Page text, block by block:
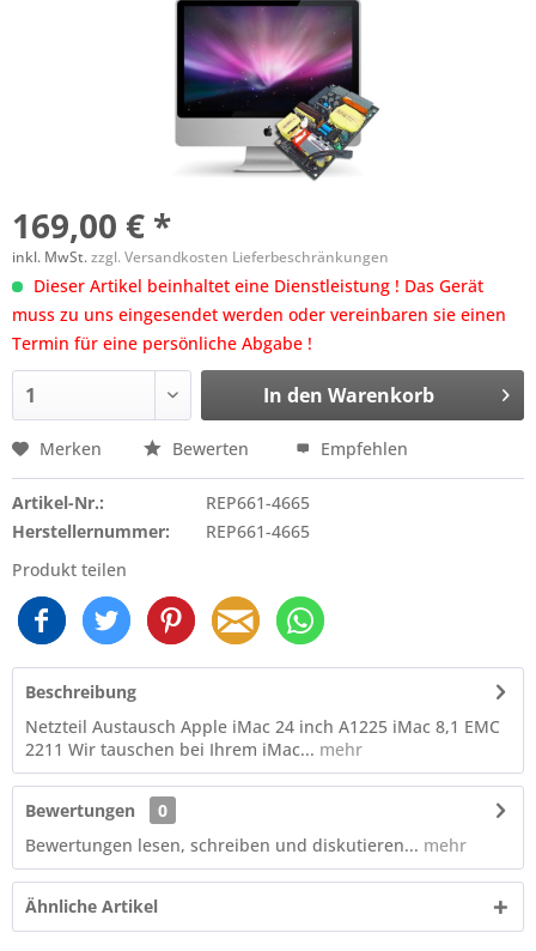
169,00 € *
inkl. MwSt.zzgl. Versandkosten Lieferbeschränkungen
Dieser Artikel beinhaltet eine Dienstleistung ! Das Gerät
muss zu uns eingesendet werden oder vereinbaren sie einen
Termin für eine persönliche Abgabe !
In den Warenkorb
Merken Bewerten Empfehlen
Artikel-Nr.:
REP661-4665
Herstellernummer:
REP661-4665
Produkt teilen
Beschreibung
Netzteil Austausch Apple iMac 24 inch A1225 iMac 8,1 EMC
2211 Wir tauschen bei Ihrem iMac... mehr
Bewertungen
0
Bewertungen lesen, schreiben und diskutieren... mehr
Ähnliche Artikel